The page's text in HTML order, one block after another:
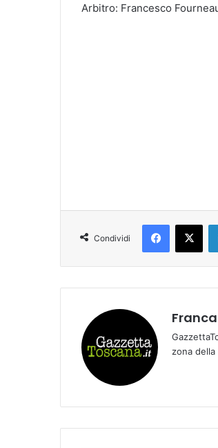
Arbitro: Francesco
Condividi
zona della